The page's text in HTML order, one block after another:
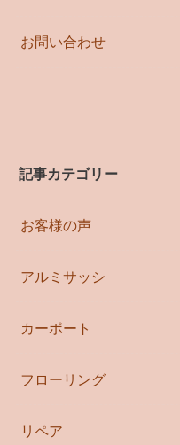
お問い合わせ
記事カテゴリー
お客様の声
アルミサッシ
カーポート
フローリング
リペア